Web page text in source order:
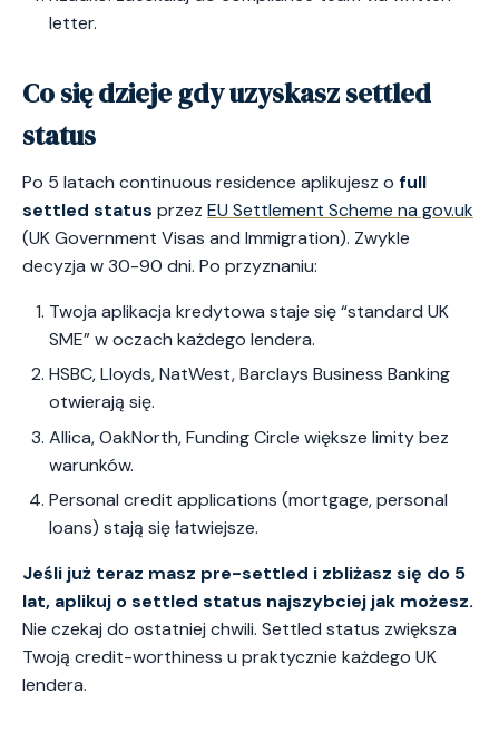
letter.
Co się dzieje gdy uzyskasz settled
status
Po 5 latach continuous residence aplikujesz o full
settled status przez EU Settlement Scheme na gov.uk
(UK Government Visas and Immigration). Zwykle
decyzja w 30-90 dni. Po przyznaniu:
Twoja aplikacja kredytowa staje się “standard UK
SME” w oczach każdego lendera.
HSBC, Lloyds, NatWest, Barclays Business Banking
otwierają się.
Allica, OakNorth, Funding Circle większe limity bez
warunków.
Personal credit applications (mortgage, personal
loans) stają się łatwiejsze.
Jeśli już teraz masz pre-settled i zbliżasz się do 5
lat, aplikuj o settled status najszybciej jak możesz.
Nie czekaj do ostatniej chwili. Settled status zwiększa
Twoją credit-worthiness u praktycznie każdego UK
lendera.